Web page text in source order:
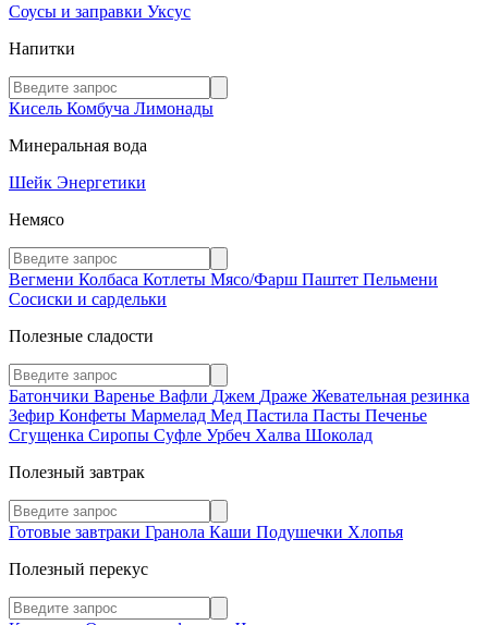
Соусы и заправки Уксус
Напитки
Кисель Комбуча Лимонады
Минеральная вода
Шейк Энергетики
Немясо
Вегмени Колбаса Котлеты Мясо/Фарш Паштет Пельмени
Сосиски и сардельки
Полезные сладости
Батончики Варенье Вафли Джем Драже Жевательная резинка
Зефир Конфеты Мармелад Мед Пастила Пасты Печенье
Сгущенка Сиропы Суфле Урбеч Халва Шоколад
Полезный завтрак
Готовые завтраки Гранола Каши Подушечки Хлопья
Полезный перекус